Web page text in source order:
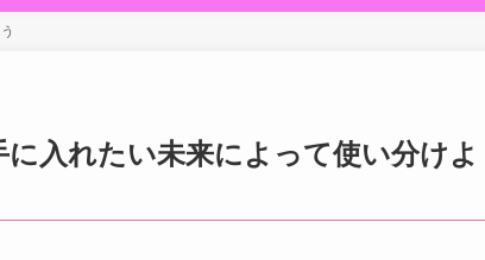
入れたい未来によって使い分けよ